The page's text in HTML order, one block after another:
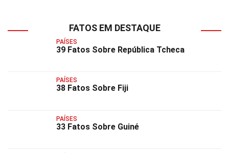
FATOS EM DESTAQUE
PAÍSES
39 Fatos Sobre República Tcheca
PAÍSES
38 Fatos Sobre Fiji
PAÍSES
33 Fatos Sobre Guiné